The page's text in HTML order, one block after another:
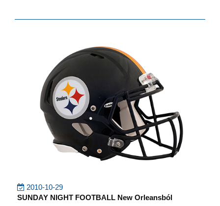
2010-10-29
SUNDAY NIGHT FOOTBALL New Orleansból